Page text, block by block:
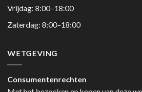
Vrijdag: 8:00–18:00
Zaterdag: 8:00–18:00
WETGEVING
Consumentenrechten